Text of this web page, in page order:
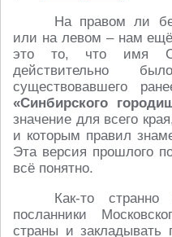
На правом ли
или на левом – нам ещё
это то, что имя
действительно
существовавшего
«Синбирского
значение для всего
и которым правил
Эта версия прошлого
всё понятно.
Как-то
посланники
страны и закладывать